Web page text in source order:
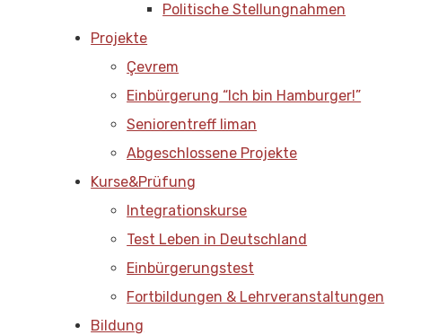
Politische Stellungnahmen
Projekte
Çevrem
Einbürgerung “Ich bin Hamburger!”
Seniorentreff liman
Abgeschlossene Projekte
Kurse&Prüfung
Integrationskurse
Test Leben in Deutschland
Einbürgerungstest
Fortbildungen & Lehrveranstaltungen
Bildung